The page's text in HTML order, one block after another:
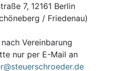
7, 12161 Berlin
/ Friedenau)
nach Vereinbarung
nur per E-Mail an